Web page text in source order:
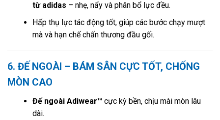
từ adidas – nhẹ, nẩy và phân bổ lực đều.
Hấp thụ lực tác động tốt, giúp các bước chạy mượt
mà và hạn chế chấn thương đầu gối.
6. ĐẾ NGOÀI – BÁM SÂN CỰC TỐT, CHỐNG
MÒN CAO
Đế ngoài Adiwear™ cực kỳ bền, chịu mài mòn lâu
dài.